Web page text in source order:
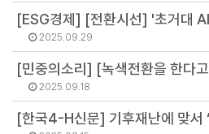
2025.09.29
2025.09.18